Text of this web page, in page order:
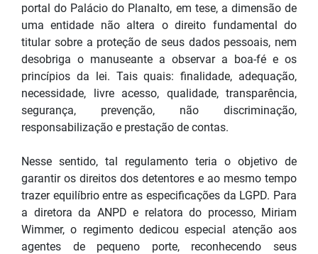
portal do Palácio do Planalto, em tese, a dimensão de
uma entidade não altera o direito fundamental do
titular sobre a proteção de seus dados pessoais, nem
desobriga o manuseante a observar a boa-fé e os
princípios da lei. Tais quais: finalidade, adequação,
necessidade, livre acesso, qualidade, transparência,
segurança, prevenção, não discriminação,
responsabilização e prestação de contas.
Nesse sentido, tal regulamento teria o objetivo de
garantir os direitos dos detentores e ao mesmo tempo
trazer equilíbrio entre as especificações da LGPD. Para
a diretora da ANPD e relatora do processo, Miriam
Wimmer, o regimento dedicou especial atenção aos
agentes de pequeno porte, reconhecendo seus